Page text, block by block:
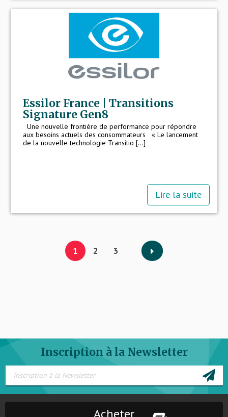
Essilor France | Transitions
Signature Gen8
Une nouvelle frontière de performance pour répondre
aux besoins actuels des consommateurs « Le lancement
de la nouvelle technologie Transitio [...]
Lire la suite
1 2 3
Inscription à la Newsletter
Acheter